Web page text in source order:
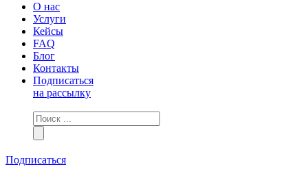
О нас
Услуги
Кейсы
FAQ
Блог
Контакты
Подписаться
на рассылку
Подписаться